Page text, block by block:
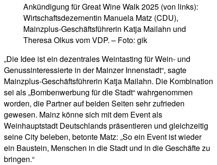
Ankündigung für Great Wine Walk 2025 (von links):
Wirtschaftsdezernentin Manuela Matz (CDU),
Mainzplus-Geschäftsführerin Katja Mailahn und
Theresa Olkus vom VDP. – Foto: gik
„Die Idee ist ein dezentrales Weintasting für Wein- und
Genussinteressierte in der Mainzer Innenstadt“, sagte
Mainzplus-Geschäftsführerin Katja Mailahn. Die Kombination
sei als „Bombenwerbung für die Stadt“ wahrgenommen
worden, die Partner auf beiden Seiten sehr zufrieden
gewesen. Mainz könne sich mit dem Event als
Weinhauptstadt Deutschlands präsentieren und gleichzeitig
seine City beleben, betonte Matz: „So ein Event ist wieder
ein Baustein, Menschen in die Stadt und in die Geschäfte zu
bringen.“